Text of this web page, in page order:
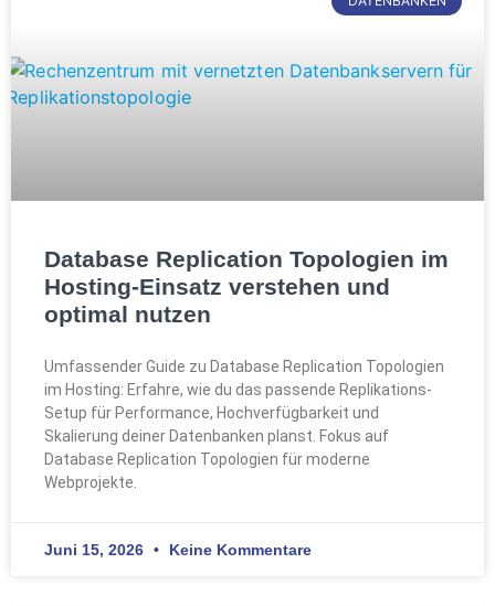
Database Replication Topologien im
Hosting-Einsatz verstehen und
optimal nutzen
Umfassender Guide zu Database Replication Topologien
im Hosting: Erfahre, wie du das passende Replikations-
Setup für Performance, Hochverfügbarkeit und
Skalierung deiner Datenbanken planst. Fokus auf
Database Replication Topologien für moderne
Webprojekte.
Juni 15, 2026 Keine Kommentare